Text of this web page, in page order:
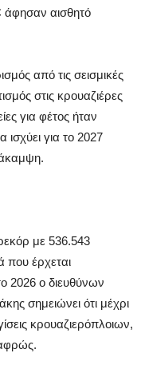
άφησαν αισθητό
από τις σεισμικές
στις κρουαζιέρες
για φέτος ήταν
ισχύει για το 2027
με 536.543
που έρχεται
2026 ο διευθύνων
σημειώνει ότι μέχρι
κρουαζιερόπλοιων,